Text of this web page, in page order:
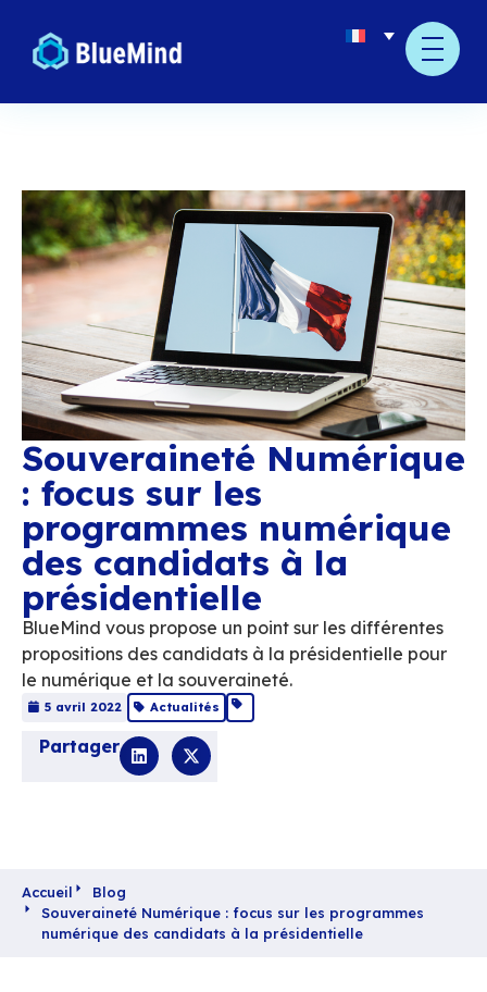
Souveraineté
: focus sur les
programmes
des candidats à la
présidentielle
BlueMind vous propose un point sur les
5 avril 2022
Partager